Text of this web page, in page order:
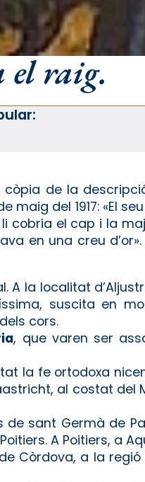
el raig.
còpia de la
maig del 1917: «El
cobria el cap i la
en una creu
A la localitat
suscita en
cors.
, que varen ser
la fe ortodoxa
al costat del
sant Germà de
A Poitiers, a
Còrdova, a la